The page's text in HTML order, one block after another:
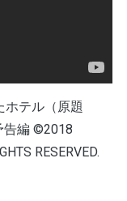
ホテル（原題
告編 ©2018
RESERVED.